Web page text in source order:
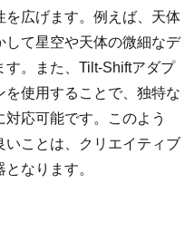
を広げます。例えば、天体
て星空や天体の微細なデ
す。また、Tilt-Shiftアダプ
を使用することで、独特な
応可能です。このよう
いことは、クリエイティブ
なります。